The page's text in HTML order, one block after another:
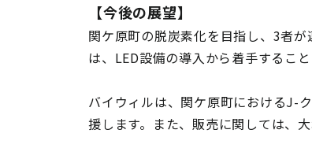
【今後の展望】
関ケ原町の脱炭素化を目指し、3者
は、LED設備の導入から着手するこ
バイウィルは、関ケ原町におけるJ-
援します。また、販売に関しては、